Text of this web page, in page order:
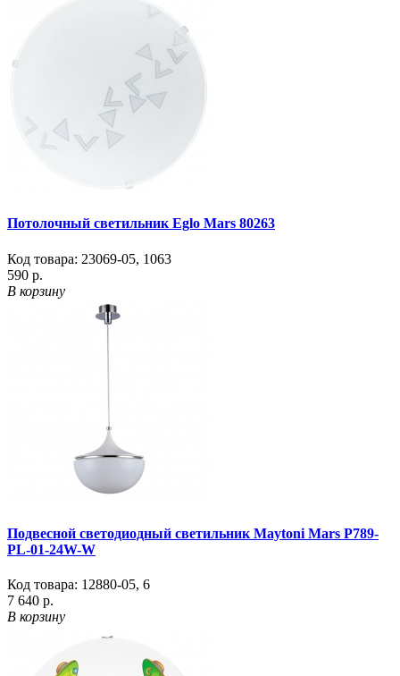
Потолочный светильник Eglo Mars 80263
Код товара: 23069-05, 1063
590 р.
В корзину
Подвесной светодиодный светильник Maytoni Mars P789-
PL-01-24W-W
Код товара: 12880-05, 6
7 640 р.
В корзину